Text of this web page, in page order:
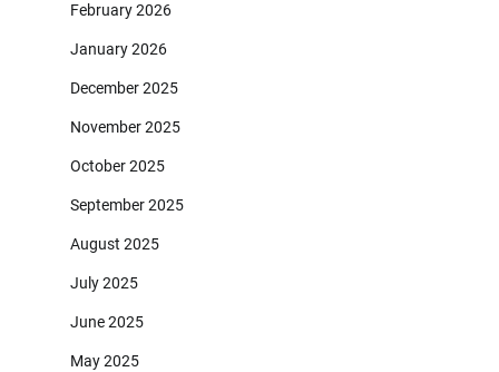
February 2026
January 2026
December 2025
November 2025
October 2025
September 2025
August 2025
July 2025
June 2025
May 2025